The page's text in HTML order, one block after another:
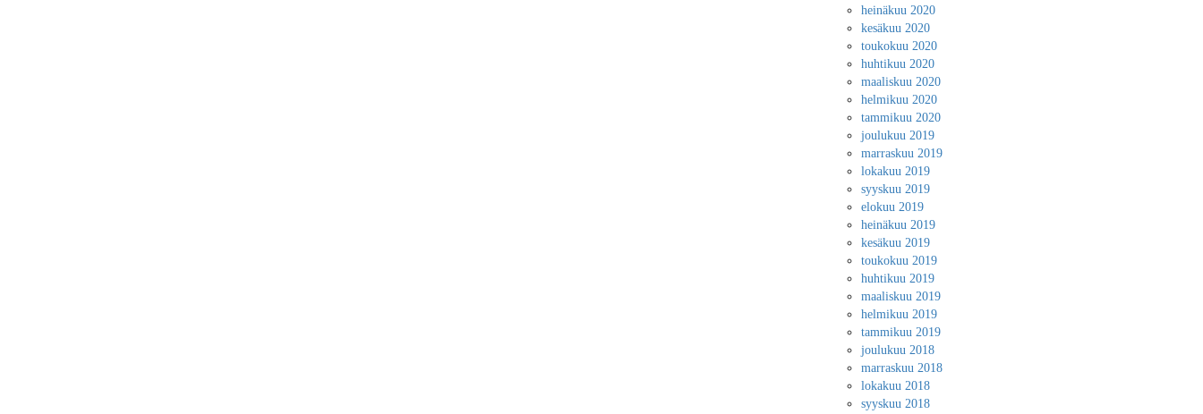
heinäkuu 2020
kesäkuu 2020
toukokuu 2020
huhtikuu 2020
maaliskuu 2020
helmikuu 2020
tammikuu 2020
joulukuu 2019
marraskuu 2019
lokakuu 2019
syyskuu 2019
elokuu 2019
heinäkuu 2019
kesäkuu 2019
toukokuu 2019
huhtikuu 2019
maaliskuu 2019
helmikuu 2019
tammikuu 2019
joulukuu 2018
marraskuu 2018
lokakuu 2018
syyskuu 2018